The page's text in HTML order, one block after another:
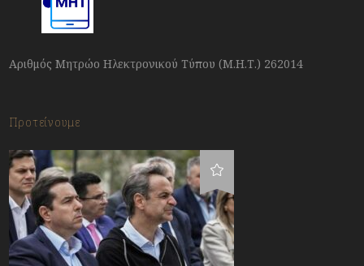
Αριθμός Μητρώο Ηλεκτρονικού Τύπου (Μ.Η.Τ.) 262014
Προτείνουμε